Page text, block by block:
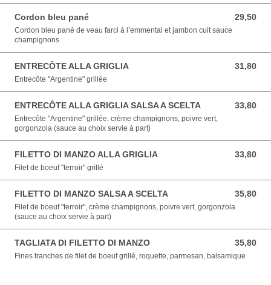
Cordon bleu pané 29,50
29,50 EUR
Cordon bleu pané de veau farci à l’emmental et jambon cuit sauce
champignons
ENTRECÔTE ALLA GRIGLIA 31,80
31,80 EUR
Entrecôte "Argentine" grillée
ENTRECÔTE ALLA GRIGLIA SALSA A SCELTA 33,80
33,80 EUR
Entrecôte "Argentine" grillée, crème champignons, poivre vert,
gorgonzola (sauce au choix servie à part)
FILETTO DI MANZO ALLA GRIGLIA 33,80
33,80 EUR
Filet de boeuf "terroir" grillé
FILETTO DI MANZO SALSA A SCELTA 35,80
35,80 EUR
Filet de boeuf "terroir", crème champignons, poivre vert, gorgonzola
(sauce au choix servie à part)
TAGLIATA DI FILETTO DI MANZO 35,80
35,80 EUR
Fines tranches de filet de boeuf grillé, roquette, parmesan, balsamique